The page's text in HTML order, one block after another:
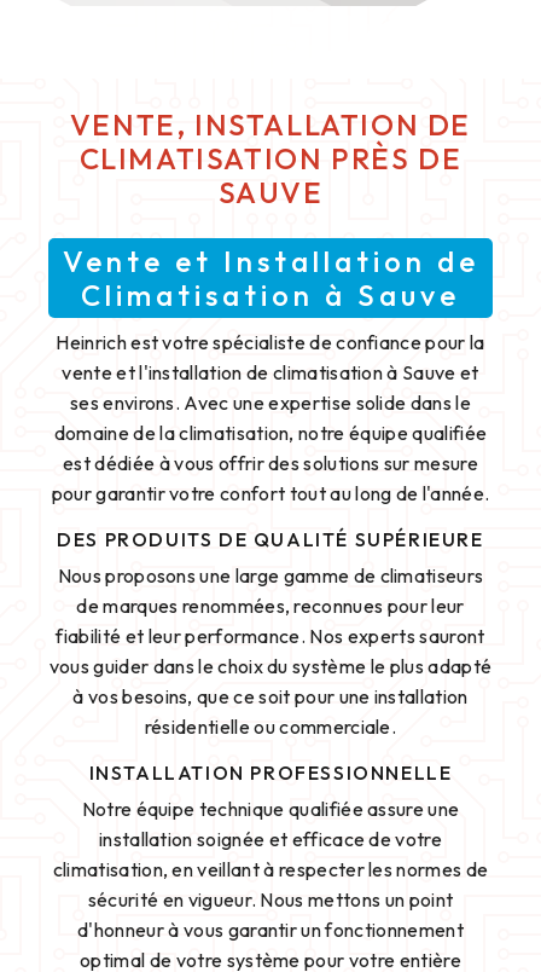
VENTE, INSTALLATION DE
CLIMATISATION PRÈS DE
SAUVE
Vente et Installation de
Climatisation à Sauve
Heinrich est votre spécialiste de confiance pour la
vente et l'installation de climatisation à Sauve et
ses environs. Avec une expertise solide dans le
domaine de la climatisation, notre équipe qualifiée
est dédiée à vous offrir des solutions sur mesure
pour garantir votre confort tout au long de l'année.
DES PRODUITS DE QUALITÉ SUPÉRIEURE
Nous proposons une large gamme de climatiseurs
de marques renommées, reconnues pour leur
fiabilité et leur performance. Nos experts sauront
vous guider dans le choix du système le plus adapté
à vos besoins, que ce soit pour une installation
résidentielle ou commerciale.
INSTALLATION PROFESSIONNELLE
Notre équipe technique qualifiée assure une
installation soignée et efficace de votre
climatisation, en veillant à respecter les normes de
sécurité en vigueur. Nous mettons un point
d'honneur à vous garantir un fonctionnement
optimal de votre système pour votre entière